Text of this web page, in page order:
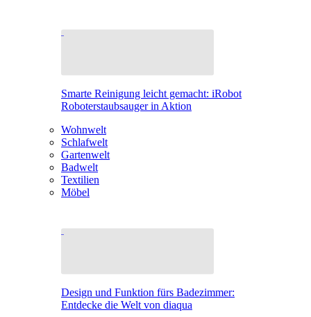
Smarte Reinigung leicht gemacht: iRobot
Roboterstaubsauger in Aktion
Wohnwelt
Schlafwelt
Gartenwelt
Badwelt
Textilien
Möbel
Design und Funktion fürs Badezimmer:
Entdecke die Welt von diaqua